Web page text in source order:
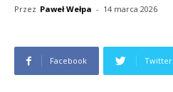
Przez Paweł Wełpa - 14 marca 2026
Facebook Twitter